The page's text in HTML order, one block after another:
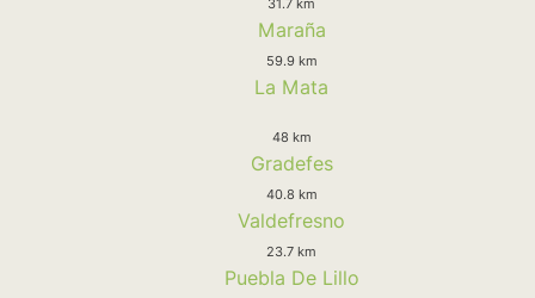
Maraña
59.9 km
La Mata
48 km
Gradefes
40.8 km
Valdefresno
23.7 km
Puebla De Lillo